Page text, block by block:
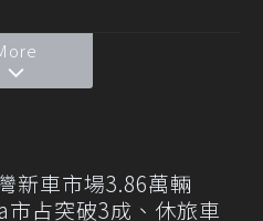
新車市場3.86萬輛
市占突破3成、休旅車